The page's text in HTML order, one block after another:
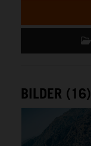
BILDER (16)